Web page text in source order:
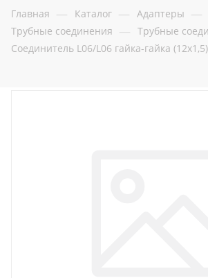
Главная — Каталог — Адаптеры —
Трубные соединения — Трубные
Соединитель L06/L06 гайка-гайка (12x1,5)